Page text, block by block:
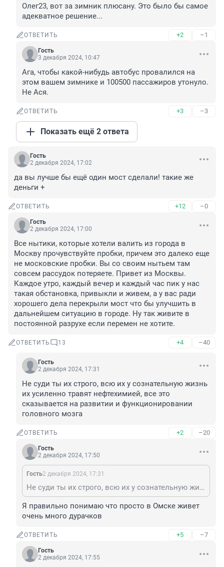
Олег23, вот за зимник плюсану. Это было бы самое
адекватное решение...
ОТВЕТИТЬ +2 –1
Гость
3 декабря 2024, 10:47
Ага, чтобы какой-нибудь автобус провалился на
этом вашем зимнике и 100500 пассажиров утонуло.
Не Ася.
ОТВЕТИТЬ +3 –3
Показать ещё 2 ответа
Гость
2 декабря 2024, 17:02
да вы лучше бы ещё один мост сделали! такие же
деньги +
ОТВЕТИТЬ +12 –0
Гость
2 декабря 2024, 17:00
Все нытики, которые хотели валить из города в
Москву прочувствуйте пробки, причем это далеко еще
не московские пробки. Вы со своим нытьем там
совсем рассудок потеряете. Привет из Москвы.
Каждое утро, каждый вечер и каждый час пик у нас
такая обстановка, привыкли и живем, а у вас ради
хорошего дела перекрыли мост что бы улучшить в
дальнейшем ситуацию в городе. Ну так живите в
постоянной разрухе если перемен не хотите.
ОТВЕТИТЬ 13 +4 –40
Гость
2 декабря 2024, 17:31
Не суди ты их строго, всю их у сознательную жизнь
их усиленно травят нефтехимией, все это
сказывается на развитии и функционировании
головного мозга
ОТВЕТИТЬ +2 –20
Гость
2 декабря 2024, 17:50
Гость2 декабря 2024, 17:31
Не суди ты их строго, всю их у сознательную жизнь их усиленно травят нефтехимией, все это сказывается на развитии и функционировании головного мозга
Я правильно понимаю что просто в Омске живет
очень много дурачков
ОТВЕТИТЬ +5 –7
Гость
2 декабря 2024, 17:55